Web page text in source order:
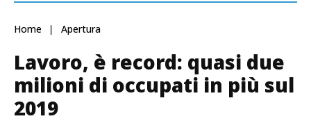
Home Apertura
Lavoro, è record: quasi due
milioni di occupati in più sul
2019